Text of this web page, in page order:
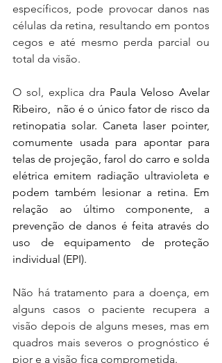
específicos, pode provocar danos nas
células da retina, resultando em pontos
cegos e até mesmo perda parcial ou
total da visão.
O sol, explica dra Paula Veloso Avelar
Ribeiro,  não é o único fator de risco da
retinopatia solar. Caneta laser pointer,
comumente usada para apontar para
telas de projeção, farol do carro e solda
elétrica emitem radiação ultravioleta e
podem também lesionar a retina. Em
relação ao último componente, a
prevenção de danos é feita através do
uso de equipamento de proteção
individual (EPI).
Não há tratamento para a doença, em
alguns casos o paciente recupera a
visão depois de alguns meses, mas em
quadros mais severos o prognóstico é
pior e a visão fica comprometida.